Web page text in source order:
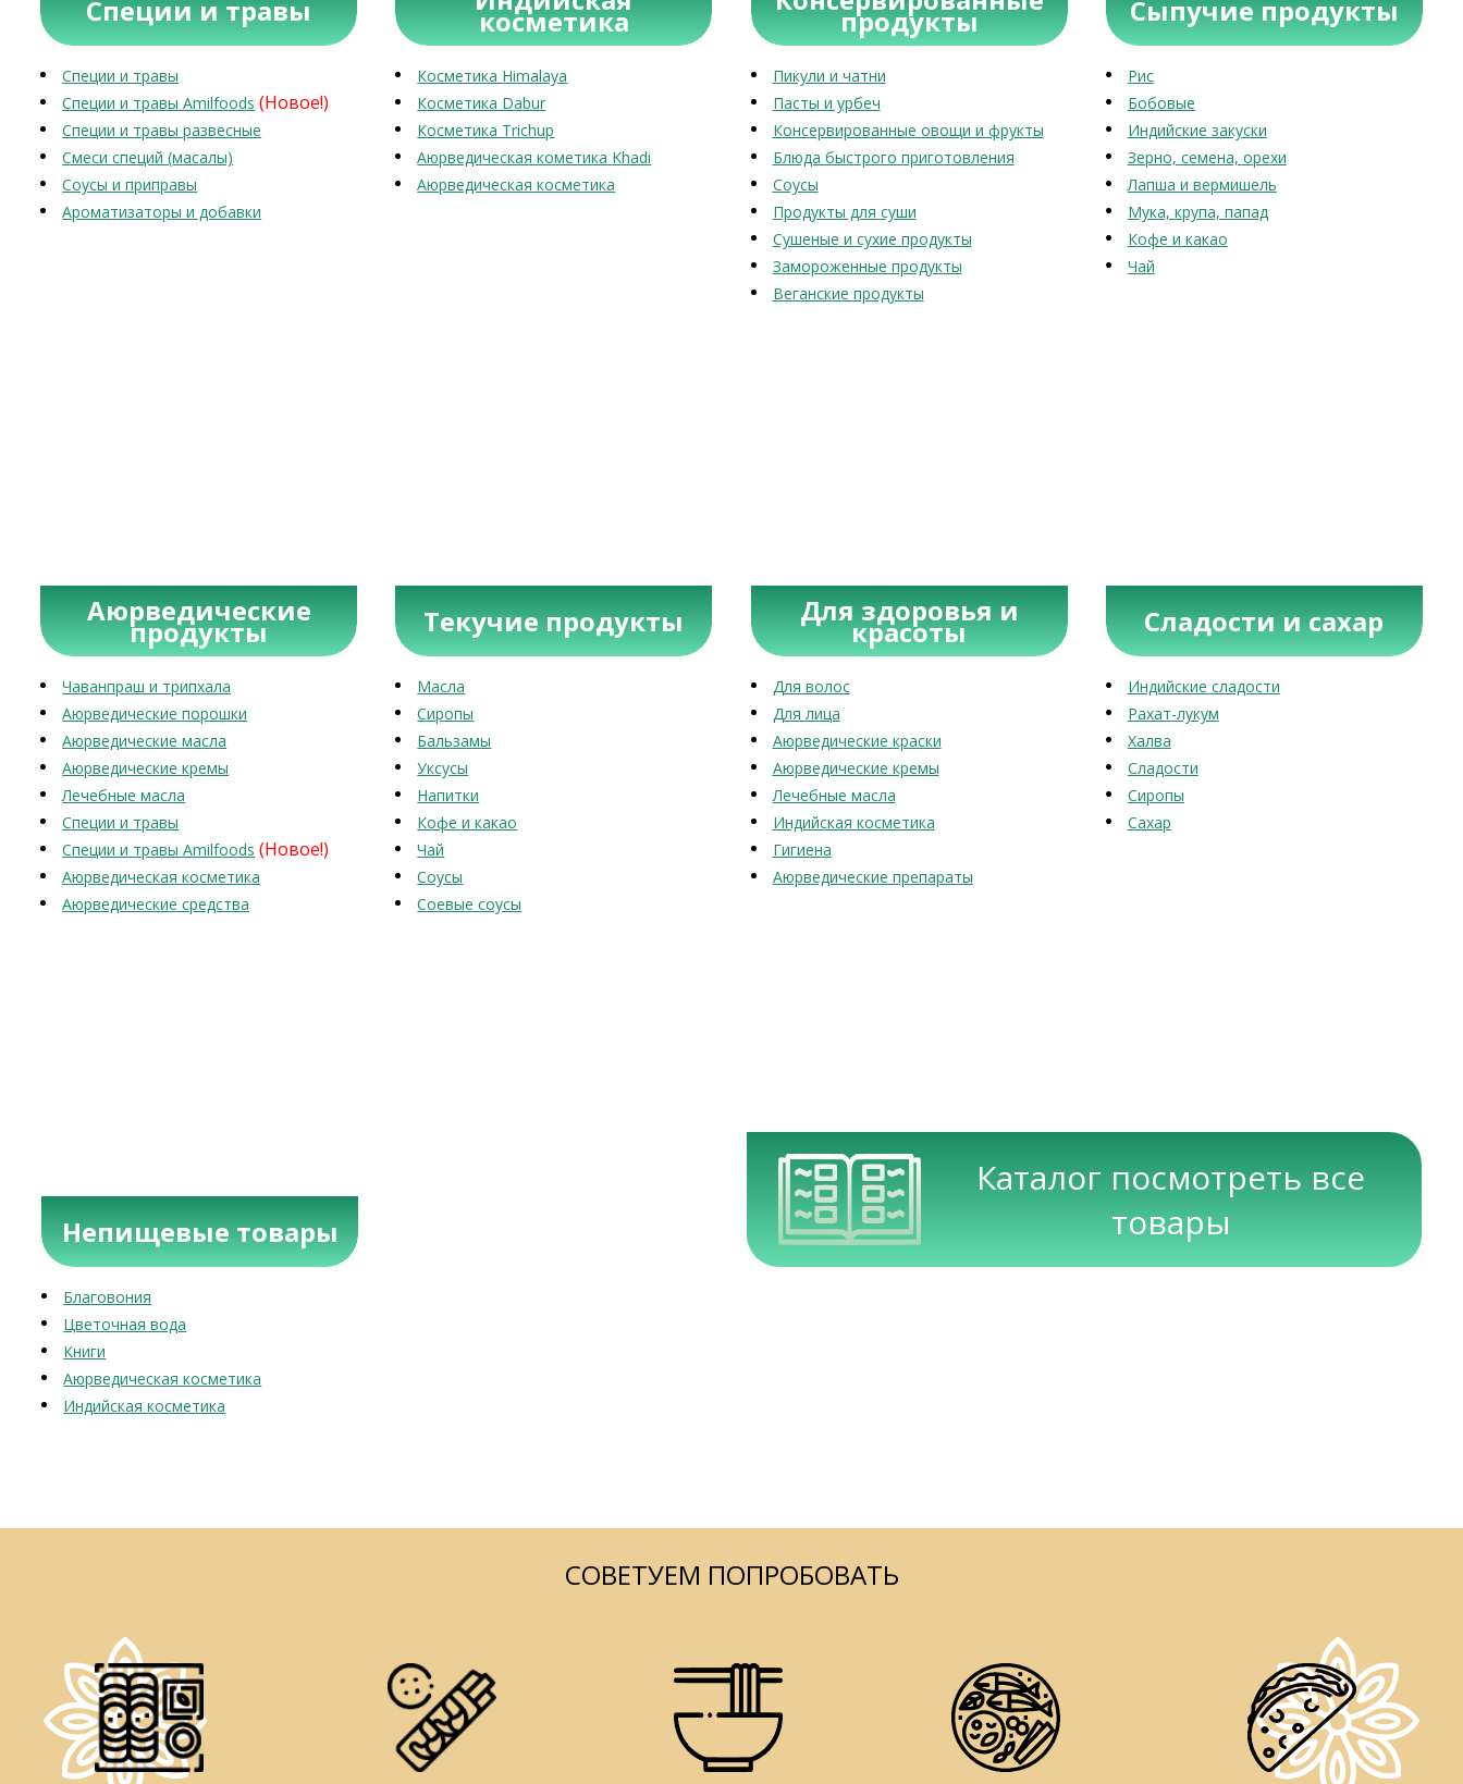
Специи и травы
Специи и травы
Специи и травы Amilfoods (Новое!)
Специи и травы развесные
Смеси специй (масалы)
Соусы и приправы
Ароматизаторы и добавки
косметика
Косметика Himalaya
Косметика Dabur
Косметика Trichup
Аюрведическая кометика Khadi
Аюрведическая косметика
продукты
Пикули и чатни
Пасты и урбеч
Консервированные овощи и фрукты
Блюда быстрого приготовления
Соусы
Продукты для суши
Сушеные и сухие продукты
Замороженные продукты
Веганские продукты
Сыпучие продукты
Рис
Бобовые
Индийские закуски
Зерно, семена, орехи
Лапша и вермишель
Мука, крупа, папад
Кофе и какао
Чай
Аюрведические
продукты
Чаванпраш и трипхала
Аюрведические порошки
Аюрведические масла
Аюрведические кремы
Лечебные масла
Специи и травы
Специи и травы Amilfoods (Новое!)
Аюрведическая косметика
Аюрведические средства
Текучие продукты
Масла
Сиропы
Бальзамы
Уксусы
Напитки
Кофе и какао
Чай
Соусы
Соевые соусы
Для здоровья и
красоты
Для волос
Для лица
Аюрведические краски
Аюрведические кремы
Лечебные масла
Индийская косметика
Гигиена
Аюрведические препараты
Сладости и сахар
Индийские сладости
Рахат-лукум
Халва
Сладости
Сиропы
Сахар
Непищевые товары
Благовония
Цветочная вода
Книги
Аюрведическая косметика
Индийская косметика
Каталог посмотреть все
товары
СОВЕТУЕМ ПОПРОБОВАТЬ